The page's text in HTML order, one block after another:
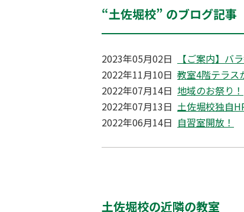
“土佐堀校” のブログ記事
2023年05月02日
【ご案内】バ
2022年11月10日 教室4階テラス
2022年07月14日 地域のお祭り！
2022年07月13日 土佐堀校独自
2022年06月14日 自習室開放！
土佐堀校の近隣の教室